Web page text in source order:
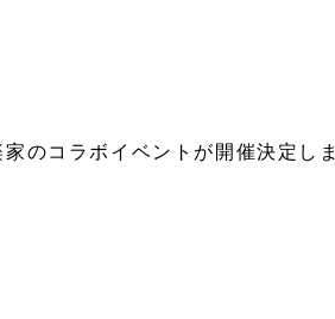
のコラボイベントが開催決定しま